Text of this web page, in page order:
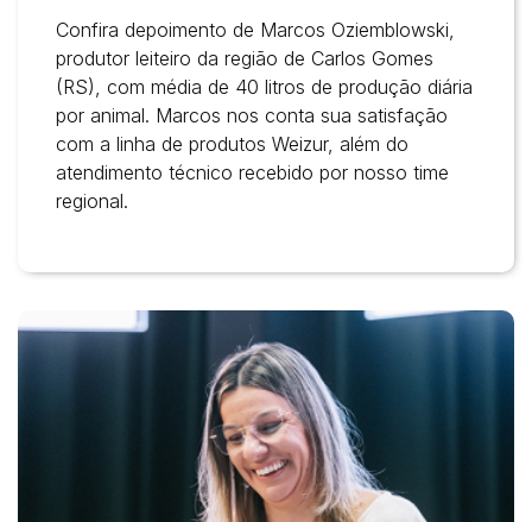
Confira depoimento de Marcos Oziemblowski,
produtor leiteiro da região de Carlos Gomes
(RS), com média de 40 litros de produção diária
por animal. Marcos nos conta sua satisfação
com a linha de produtos Weizur, além do
atendimento técnico recebido por nosso time
regional.